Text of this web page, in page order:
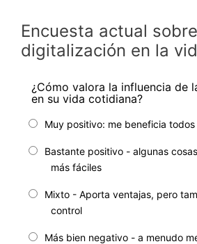
Encuesta actual
digitalización en la
¿Cómo valora la influencia de
en su vida cotidiana?
Muy positivo: me beneficia todos
Bastante positivo - algunas
más fáciles
Mixto - Aporta ventajas, pero
control
Más bien negativo - a menudo